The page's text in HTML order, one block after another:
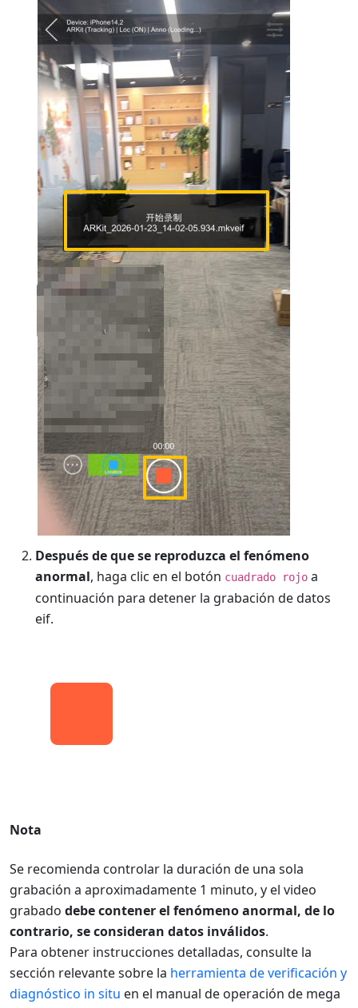
Después de que se reproduzca el fenómeno
anormal, haga clic en el botón cuadrado rojo a
continuación para detener la grabación de datos
eif.
Nota
Se recomienda controlar la duración de una sola
grabación a aproximadamente 1 minuto, y el video
grabado debe contener el fenómeno anormal, de lo
contrario, se consideran datos inválidos.
Para obtener instrucciones detalladas, consulte la
sección relevante sobre la herramienta de verificación y
diagnóstico in situ en el manual de operación de mega